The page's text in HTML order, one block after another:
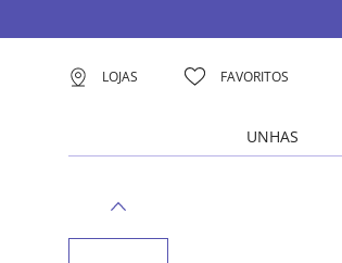
LOJAS FAVORITOS
UNHAS